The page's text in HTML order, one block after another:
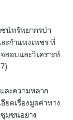
น์ทรัพยากรป่า
ะกำแพงเพชร ที่
สอบและวิเคราะห์
ละความหลาก
ยดเรื่องมูลค่าทาง
มชนอย่าง